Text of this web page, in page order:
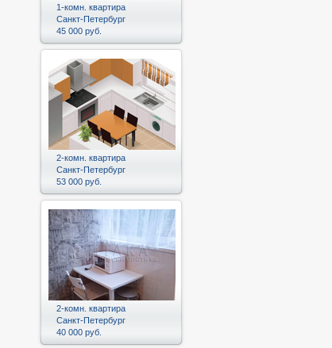
1-комн. квартира
Санкт-Петербург
45 000 руб.
2-комн. квартира
Санкт-Петербург
53 000 руб.
2-комн. квартира
Санкт-Петербург
40 000 руб.